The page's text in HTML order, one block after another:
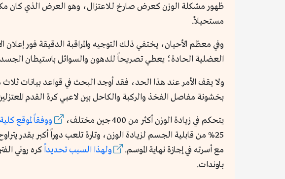
ظهور مشكلة الوزن كعرض صارخ للاعتزال، وهو العرض الذي كان
مستحيلاً.
وفي معظم الأحيان، يختفي ذلك التوجيه والمراقبة الدقيقة فور إعلان
العضلية الحادة؛ يعطي تصريحاً للدهون والسوائل باستيطان
ولا يقف الأمر عند هذا الحد، فقد أوجد البحث في قواعد بيانات ثلاث
بخشونة مفاصل الفخذ والركبة والكاحل بين لاعبي كرة القدم
يتحكم في زيادة الوزن أكثر من 400 جين مختلف، ووفقاً لموقع
مع أسرته في إجازة نهاية الموسم.
ولهذا السبب تحديداً كره روني
باوندات.